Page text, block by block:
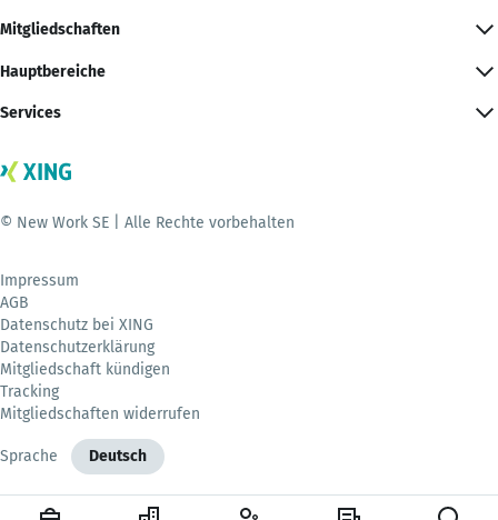
Mitgliedschaften
Hauptbereiche
Services
© New Work SE | Alle Rechte vorbehalten
Impressum
AGB
Datenschutz bei XING
Datenschutzerklärung
Mitgliedschaft kündigen
Tracking
Mitgliedschaften widerrufen
Sprache Deutsch